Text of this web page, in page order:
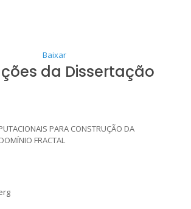
Baixar
da Dissertação
PARA CONSTRUÇÃO DA
FRACTAL